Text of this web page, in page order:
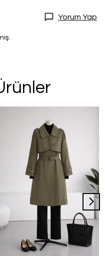
Yorum Yap